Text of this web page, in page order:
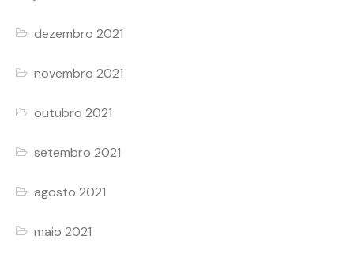
dezembro 2021
novembro 2021
outubro 2021
setembro 2021
agosto 2021
maio 2021